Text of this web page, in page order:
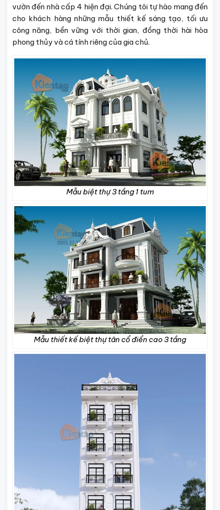
vườn đến nhà cấp 4 hiện đại. Chúng tôi tự hào mang đến
cho khách hàng những mẫu thiết kế sáng tạo, tối ưu
công năng, bền vững với thời gian, đồng thời hài hòa
phong thủy và cá tính riêng của gia chủ.
Mẫu biệt thự 3 tầng 1 tum
Mẫu thiết kế biệt thự tân cổ điển cao 3 tầng